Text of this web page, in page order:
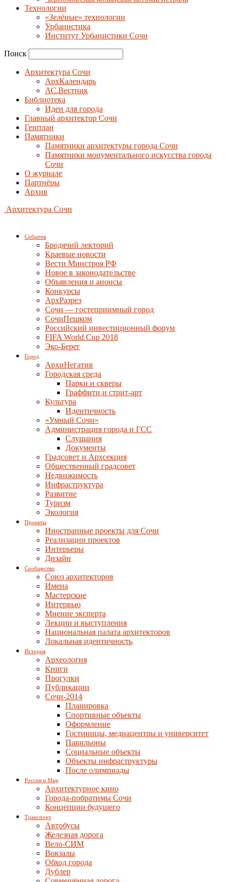
Технологии
«Зелёные» технологии
Урбанистика
Институт Урбанистики Сочи
Поиск
Архитектура Сочи
АрхКалендарь
АС.Вестник
Библиотека
Идеи для города
Главный архитектор Сочи
Генплан
Памятники
Памятники архитектуры города Сочи
Памятники монументального искусства города
Сочи
О журнале
Партнёры
Архив
Архитектура Сочи
События
Бродячий лекторий
Краевые новости
Вести Минстроя РФ
Новое в законодательстве
Объявления и анонсы
Конкурсы
АрхРазрез
Сочи — гостеприимный город
СочиПешком
Российский инвестиционный форум
FIFA World Cup 2018
Эко-Берег
Город
АрхиНегатив
Городская среда
Парки и скверы
Граффити и стрит-арт
Культура
Идентичность
«Умный Сочи»
Администрация города и ГСС
Слушания
Документы
Градсовет и Архсекция
Общественный градсовет
Недвижимость
Инфраструктура
Развитие
Туризм
Экология
Проекты
Иностранные проекты для Сочи
Реализации проектов
Интерьеры
Дизайн
Сообщество
Союз архитекторов
Имена
Мастерские
Интервью
Мнение эксперта
Лекции и выступления
Национальная палата архитекторов
Локальная идентичность
История
Археология
Книги
Прогулки
Публикации
Сочи-2014
Планировка
Спортивные объекты
Оформление
Гостиницы, медиацентры и университет
Павильоны
Социальные объекты
Объекты инфраструктуры
После олимпиады
Россия и Мир
Архитектурное кино
Города-побратимы Сочи
Концепции будущего
Транспорт
Автобусы
Железная дорога
Вело-СИМ
Вокзалы
Обход города
Дублер